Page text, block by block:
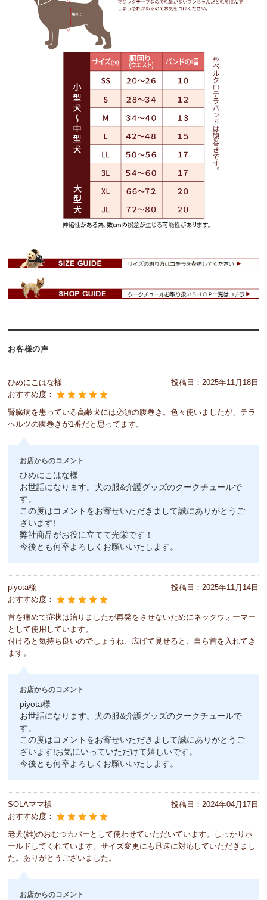
お客様の声
ひめにこはな様 投稿日：2025年11月18日
おすすめ度：
腎臓病を患っている高齢犬には必須の腹巻き。色々使いましたが、テラ
ヘルツの腹巻きが1番だと思ってます。
お店からのコメント
ひめにこはな様
お世話になります。犬の服&介護グッズのクークチュールで
す。
この度はコメントをお寄せいただきまして誠にありがとうご
ざいます!
弊社商品がお役に立てて光栄です！
今後とも何卒よろしくお願いいたします。
piyota様 投稿日：2025年11月14日
おすすめ度：
首を痛めて症状は治りましたが再発をさせないためにネックウォーマー
として使用しています。
付けると気持ち良いのでしょうね、広げて見せると、自ら首を入れてき
ます。
お店からのコメント
piyota様
お世話になります。犬の服&介護グッズのクークチュールで
す。
この度はコメントをお寄せいただきまして誠にありがとうご
ざいます!お気にいっていただけて嬉しいです。
今後とも何卒よろしくお願いいたします。
SOLAママ様 投稿日：2024年04月17日
おすすめ度：
老犬(雄)のおむつカバーとして使わせていただいています。しっかりホ
ールドしてくれています。サイズ変更にも迅速に対応していただきまし
た。ありがとうございました。
お店からのコメント